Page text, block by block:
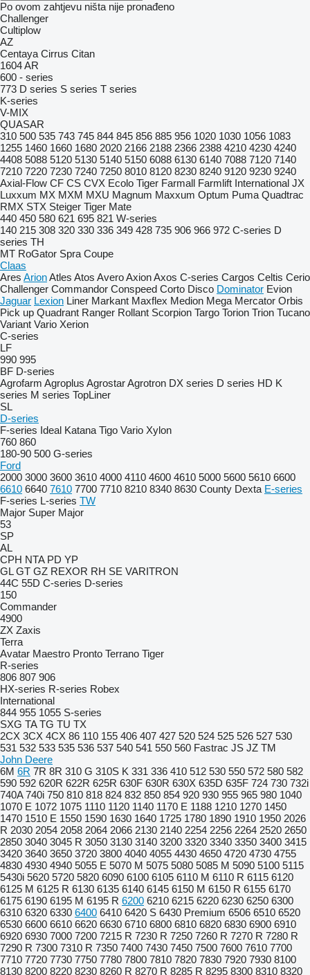
Po ovom zahtjevu ništa nije pronađeno
Challenger
Cultiplow
AZ
Centaya Cirrus Citan
1604AR
600 - series
773 D series S series T series
K-series
V-MIX
QUASAR
310 500 535 743 745 844 845 856 885 956 1020 1030 1056 1083
1255 1460 1660 1680 2020 2166 2188 2366 2388 4210 4230 4240
4408 5088 5120 5130 5140 5150 6088 6130 6140 7088 7120 7140
7210 7220 7230 7240 7250 8010 8120 8230 8240 9120 9230 9240
Axial-Flow CF CS CVX Ecolo Tiger Farmall Farmlift International JX
Luxxum MX MXM MXU Magnum Maxxum Optum Puma Quadtrac
RMX STX Steiger Tiger Mate
440 450 580 621 695 821 W-series
140 215 308 320 330 336 349 428 735 906 966 972 C-series D
series TH
MT RoGator Spra Coupe
Claas
Ares ArionAtles Atos AveroAxionAxos C-series Cargos Celtis Cerio
Challenger Commandor Conspeed Corto Disco Dominator Evion
Jaguar Lexion Liner Markant Maxflex Medion Mega Mercator Orbis
Pick up Quadrant Ranger Rollant Scorpion Targo Torion Trion Tucano
Variant Vario Xerion
C-series
LF
990 995
BF D-series
Agrofarm Agroplus AgrostarAgrotron DX series D series HD K
series M series TopLiner
SL
D-series
F-series Ideal Katana Tigo Vario Xylon
760 860
180-90 500 G-series
Ford
2000 3000 3600 3610 4000 4110 4600 4610 5000 5600 5610 6600
6610 6640 7610 7700 7710 8210 8340 8630 County Dexta E-series
F-series L-series TW
Major Super Major
53
SP
AL
CPH NTA PD YP
GL GT GZ REXOR RH SE VARITRON
44C 55D C-series D-series
150
Commander
4900
ZX Zaxis
Terra
Avatar Maestro Pronto Terrano Tiger
R-series
806 807 906
HX-series R-series Robex
International
844 955 1055 S-series
SXG TA TG TU TX
2CX 3CX 4CX 86 110 155 406 407 427 520 524 525 526 527 530
531 532 533 535 536 537 540 541 550 560 Fastrac JS JZ TM
John Deere
6M 6R 7R 8R 310 G 310S K 331 336 410 512 530 550 572 580 582
590 592 620R 622R 625R 630F 630R 630X 635D 635F 724 730 732i
740A 740i 750 810 818 824 832 850 854 920 930 955 965 980 1040
1070 E 1072 1075 1110 1120 1140 1170 E 1188 1210 1270 1450
1470 1510 E 1550 1590 1630 1640 1725 1780 1890 1910 1950 2026
R 2030 2054 2058 2064 2066 2130 2140 2254 2256 2264 2520 2650
2850 3040 3045 R 3050 3130 3140 3200 3320 3340 3350 3400 3415
3420 3640 3650 3720 3800 4040 4055 4430 4650 4720 4730 4755
4830 4930 4940 5055 E 5070 M 5075 5080 5085 M 5090 5100 5115
5430i 5620 5720 5820 6090 6100 6105 6110 M 6110 R 6115 6120
6125 M 6125 R 6130 6135 6140 6145 6150 M 6150 R 6155 6170
6175 6190 6195 M 6195 R 6200 6210 6215 6220 6230 6250 6300
6310 6320 6330 6400 6410 6420 S 6430 Premium 6506 6510 6520
6530 6600 6610 6620 6630 6710 6800 6810 6820 6830 6900 6910
6920 6930 7000 7200 7215 R 7230 R 7250 7260 R 7270 R 7280 R
7290 R 7300 7310 R 7350 7400 7430 7450 7500 7600 7610 7700
7710 7720 7730 7750 7780 7800 7810 7820 7830 7920 7930 8100
8130 8200 8220 8230 8260 R 8270 R 8285 R 8295 8300 8310 8320